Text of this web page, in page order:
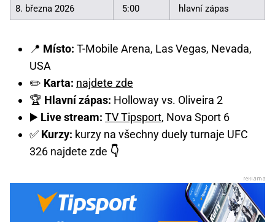
8. března 2026 5:00 hlavní zápas
📍 Místo: T-Mobile Arena, Las Vegas, Nevada,
USA
✏️ Karta: najdete zde
🏆 Hlavní zápas: Holloway vs. Oliveira 2
▶️ Live stream: TV Tipsport, Nova Sport 6
✅ Kurzy: kurzy na všechny duely turnaje UFC
326 najdete zde 👇